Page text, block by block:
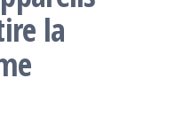
la